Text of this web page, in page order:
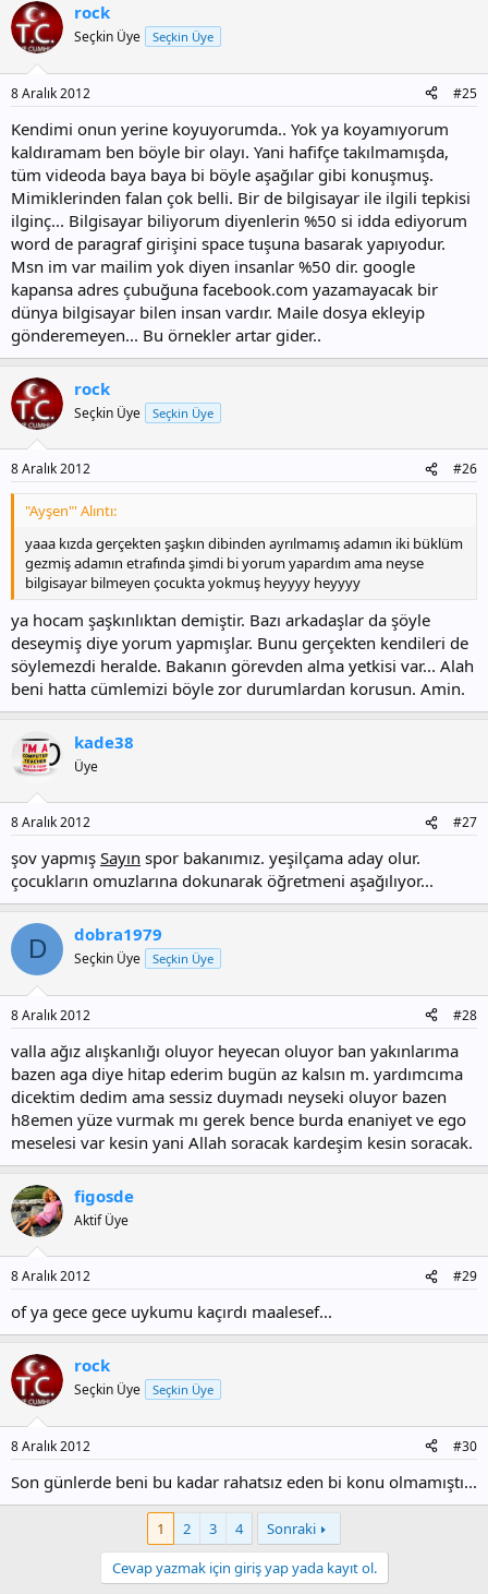
rock
Seçkin Üye Seçkin Üye
8 Aralık 2012 #25
Kendimi onun yerine koyuyorumda.. Yok ya koyamıyorum
kaldıramam ben böyle bir olayı. Yani hafifçe takılmamışda,
tüm videoda baya baya bi böyle aşağılar gibi konuşmuş.
Mimiklerinden falan çok belli. Bir de bilgisayar ile ilgili tepkisi
ilginç... Bilgisayar biliyorum diyenlerin %50 si idda ediyorum
word de paragraf girişini space tuşuna basarak yapıyodur.
Msn im var mailim yok diyen insanlar %50 dir. google
kapansa adres çubuğuna facebook.com yazamayacak bir
dünya bilgisayar bilen insan vardır. Maile dosya ekleyip
gönderemeyen... Bu örnekler artar gider..
rock
Seçkin Üye Seçkin Üye
8 Aralık 2012 #26
"Ayşen"' Alıntı:
yaaa kızda gerçekten şaşkın dibinden ayrılmamış adamın iki büklüm
gezmiş adamın etrafında şimdi bi yorum yapardım ama neyse
bilgisayar bilmeyen çocukta yokmuş heyyyy heyyyy
ya hocam şaşkınlıktan demiştir. Bazı arkadaşlar da şöyle
deseymiş diye yorum yapmışlar. Bunu gerçekten kendileri de
söylemezdi heralde. Bakanın görevden alma yetkisi var... Alah
beni hatta cümlemizi böyle zor durumlardan korusun. Amin.
kade38
Üye
8 Aralık 2012 #27
şov yapmış Sayın spor bakanımız. yeşilçama aday olur.
çocukların omuzlarına dokunarak öğretmeni aşağılıyor...
D dobra1979
Seçkin Üye Seçkin Üye
8 Aralık 2012 #28
valla ağız alışkanlığı oluyor heyecan oluyor ban yakınlarıma
bazen aga diye hitap ederim bugün az kalsın m. yardımcıma
dicektim dedim ama sessiz duymadı neyseki oluyor bazen
h8emen yüze vurmak mı gerek bence burda enaniyet ve ego
meselesi var kesin yani Allah soracak kardeşim kesin soracak.
figosde
Aktif Üye
8 Aralık 2012 #29
of ya gece gece uykumu kaçırdı maalesef...
rock
Seçkin Üye Seçkin Üye
8 Aralık 2012 #30
Son günlerde beni bu kadar rahatsız eden bi konu olmamıştı...
1 2 3 4
Sonraki
Cevap yazmak için giriş yap yada kayıt ol.